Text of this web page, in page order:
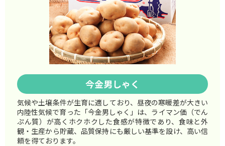
今金男しゃく
気候や土壌条件が生育に適しており、昼夜の寒暖差が大きい
内陸性気候で育った「今金男しゃく」は、ライマン価（でん
ぷん質）が高くホクホクした食感が特徴であり、食味と外
観・生産から貯蔵、品質保持にも厳しい基準を設け、高い信
頼を得ております。